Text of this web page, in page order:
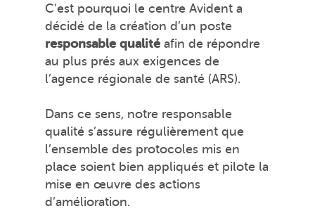
C’est pourquoi le centre Avident a
décidé de la création d’un poste
responsable qualité afin de répondre
au plus prés aux exigences de
l’agence régionale de santé (ARS).
Dans ce sens, notre responsable
qualité s’assure régulièrement que
l’ensemble des protocoles mis en
place soient bien appliqués et pilote la
mise en œuvre des actions
d’amélioration.